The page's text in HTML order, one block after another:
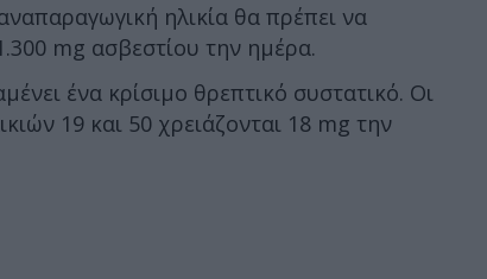
ηλικία θα πρέπει να
mg ασβεστίου την ημέρα.
ένα κρίσιμο θρεπτικό συστατικό. Οι
19 και 50 χρειάζονται 18 mg την